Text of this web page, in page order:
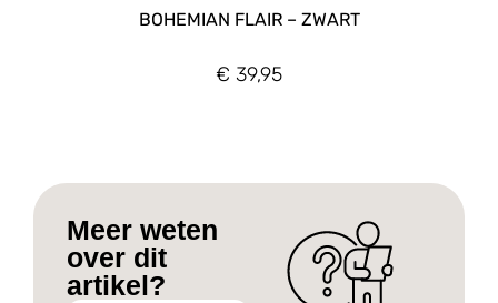
BOHEMIAN FLAIR – ZWART
€ 39,95
Meer weten
over dit
artikel?